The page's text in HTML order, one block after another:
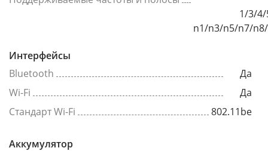
1/3/4/
n1/n3/n5/n7/
Интерфейсы
Bluetooth
Да
Wi-Fi
Да
Стандарт Wi-Fi
802.11be
Аккумулятор